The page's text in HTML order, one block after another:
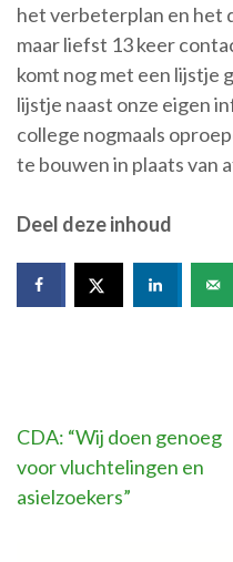
het verbeterplan en het
maar liefst 13 keer
komt nog met een lijstje
lijstje naast onze eigen
college nogmaals
te bouwen in plaats van
Deel deze inhoud
Bericht
navigatie
CDA: “Wij doen genoeg
voor vluchtelingen en
asielzoekers”